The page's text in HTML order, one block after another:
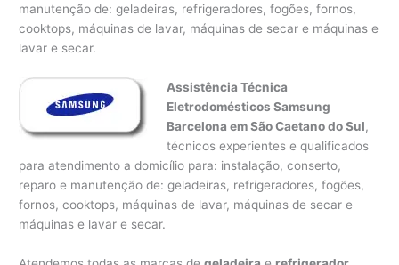
manutenção de: geladeiras, refrigeradores, fogões, fornos,
cooktops, máquinas de lavar, máquinas de secar e máquinas e
lavar e secar.
Assistência Técnica
Eletrodomésticos Samsung
Barcelona em São Caetano do Sul,
técnicos experientes e qualificados
para atendimento a domicílio para: instalação, conserto,
reparo e manutenção de: geladeiras, refrigeradores, fogões,
fornos, cooktops, máquinas de lavar, máquinas de secar e
máquinas e lavar e secar.